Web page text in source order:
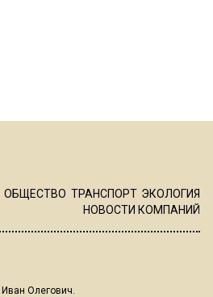
ОБЩЕСТВО ТРАНСПОРТ ЭКОЛОГИЯ
НОВОСТИ КОМПАНИЙ
Олегович.